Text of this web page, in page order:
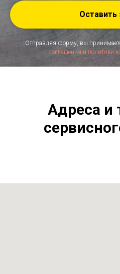
Оставить
Отправляя форму, вы
соглашения и политики
Адреса и